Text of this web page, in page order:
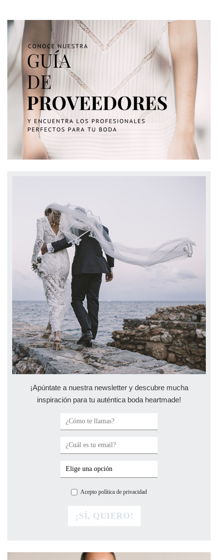
¡Apúntate a nuestra newsletter y descubre mucha
inspiración para tu auténtica boda heartmade!
Acepto política de privacidad